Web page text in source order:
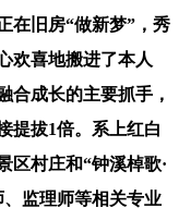
在旧房“做新梦”，秀
欢喜地搬进了本人
合成长的主要抓手，
提拔1倍。系上红白
区村庄和“钟溪棹歌·
监理师等相关专业